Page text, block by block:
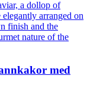
med